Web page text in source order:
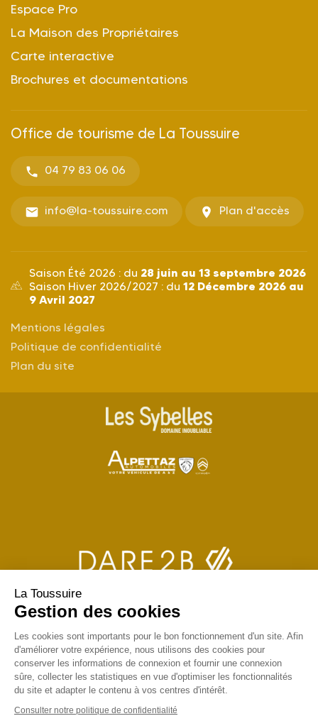
Espace Pro
La Maison des Propriétaires
Carte interactive
Brochures et documentations
Office de tourisme de La Toussuire
04 79 83 06 06
info@la-toussuire.com Plan d'accès
Saison Été 2026 : du 28 juin au 13 septembre 2026
Saison Hiver 2026/2027 : du 12 Décembre 2026 au
9 Avril 2027
Mentions légales
Politique de confidentialité
Plan du site
La Toussuire
Gestion des cookies
Les cookies sont importants pour le bon fonctionnement d'un site. Afin
d'améliorer votre expérience, nous utilisons des cookies pour
conserver les informations de connexion et fournir une connexion
sûre, collecter les statistiques en vue d'optimiser les fonctionnalités
du site et adapter le contenu à vos centres d'intérêt.
Consulter notre politique de confidentialité